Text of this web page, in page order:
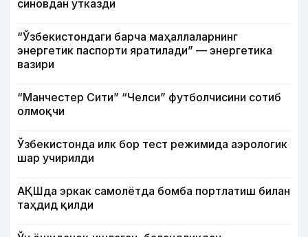
синовдан ўтказди
“Ўзбекистондаги барча маҳаллаларнинг
энергетик паспорти яратилади” — энергетика
вазири
“Манчестер Сити” “Челси” футболчисини сотиб
олмоқчи
Ўзбекистонда илк бор тест режимида аэрологик
шар учирилди
АҚШда эркак самолётда бомба портлатиш билан
таҳдид қилди